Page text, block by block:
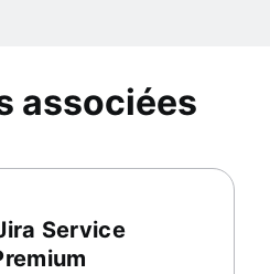
associées
Service